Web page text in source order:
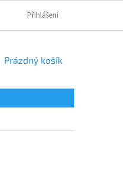
Přihlášení
NÁKUPNÍ
Prázdný košík